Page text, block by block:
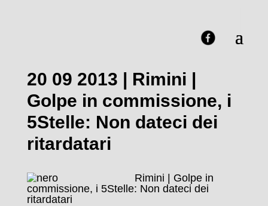
20 09 2013 | Rimini |
Golpe in commissione, i
5Stelle: Non dateci dei
ritardatari
Rimini | Golpe in
commissione, i 5Stelle: Non dateci dei
ritardatari